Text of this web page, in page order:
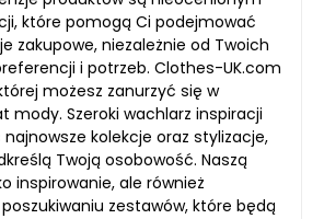
które pomogą Ci podejmować
zakupowe, niezależnie od Twoich
i potrzeb. Clothes-UK.com
możesz zanurzyć się w
mody. Szeroki wachlarz inspiracji
kolekcje oraz stylizacje,
Twoją osobowość. Naszą
inspirowanie, ale również
zestawów, które będą